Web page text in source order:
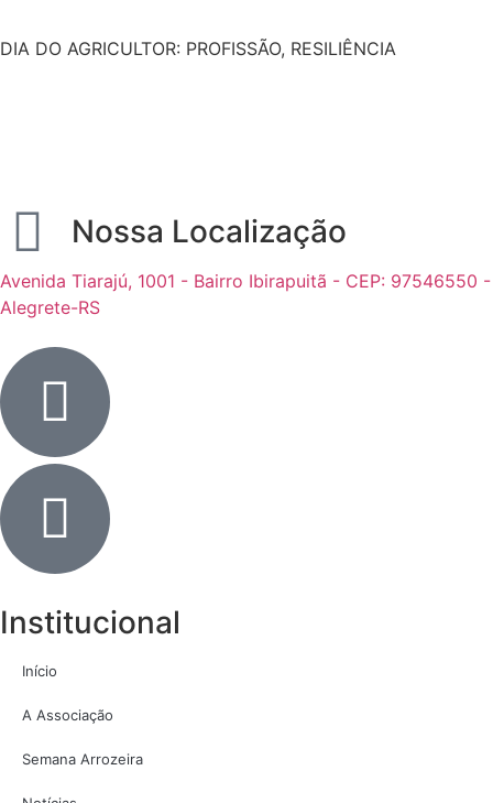
DIA DO AGRICULTOR: PROFISSÃO, RESILIÊNCIA
Nossa Localização
Avenida Tiarajú, 1001 - Bairro Ibirapuitã - CEP: 97546550 -
Alegrete-RS
Institucional
Início
A Associação
Semana Arrozeira